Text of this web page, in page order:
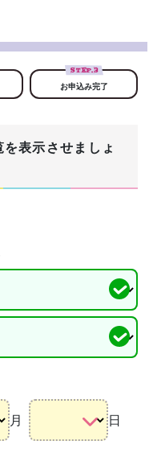
STEP.3
お申込み完了
表示させましょ
月 日